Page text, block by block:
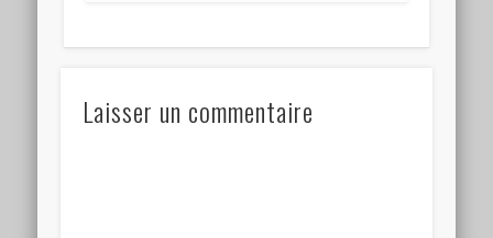
Laisser un commentaire